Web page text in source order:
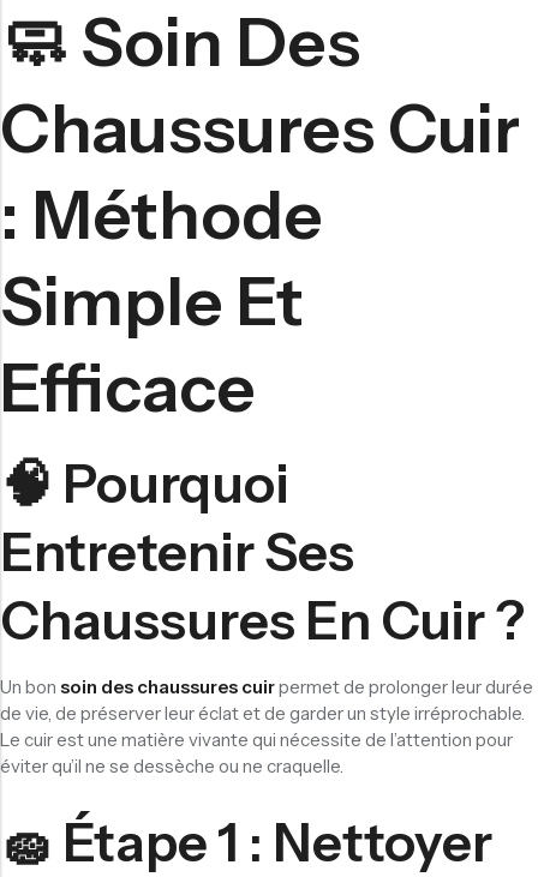
🧼 Soin Des
Chaussures Cuir
: Méthode
Simple Et
Efficace
🧠 Pourquoi
Entretenir Ses
Chaussures En Cuir ?
Un bon soin des chaussures cuirpermet de prolonger leur durée
de vie, de préserver leur éclat et de garder un style irréprochable.
Le cuir est une matière vivante qui nécessite de l’attention pour
éviter qu’il ne se dessèche ou ne craquelle.
🧽 Étape 1 : Nettoyer